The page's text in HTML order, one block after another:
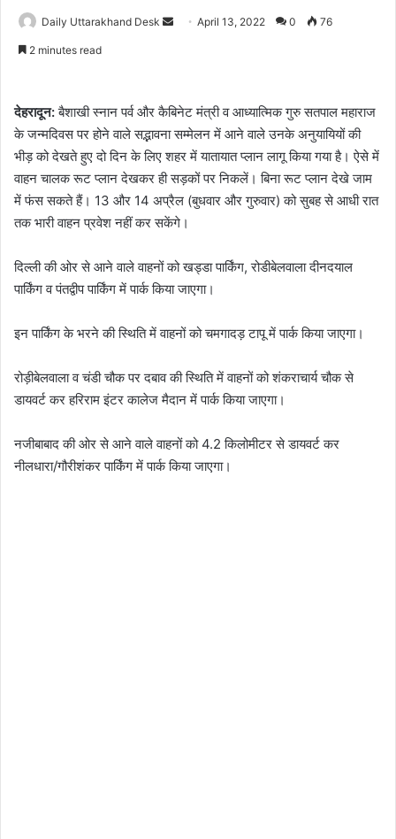
Daily Uttarakhand Desk
SendApril 13, 2022 0 76
2 minutes read
देहरादून:बैशाखी स्नान पर्व और कैबिनेट मंत्री व आध्यात्मिक गुरु सतपाल महाराज
के जन्मदिवस पर होने वाले सद्भावना सम्मेलन में आने वाले उनके अनुयायियों की
भीड़ को देखते हुए दो दिन के लिए शहर में यातायात प्लान लागू किया गया है। ऐसे में
वाहन चालक रूट प्लान देखकर ही सड़कों पर निकलें। बिना रूट प्लान देखे जाम
में फंस सकते हैं। 13 और 14 अप्रैल (बुधवार और गुरुवार) को सुबह से आधी रात
तक भारी वाहन प्रवेश नहीं कर सकेंगे।
दिल्ली की ओर से आने वाले वाहनों को खड्डा पार्किंग, रोडीबेलवाला दीनदयाल
पार्किंग व पंतद्वीप पार्किंग में पार्क किया जाएगा।
इन पार्किंग के भरने की स्थिति में वाहनों को चमगादड़ टापू में पार्क किया जाएगा।
रोड़ीबेलवाला व चंडी चौक पर दबाव की स्थिति में वाहनों को शंकराचार्य चौक से
डायवर्ट कर हरिराम इंटर कालेज मैदान में पार्क किया जाएगा।
नजीबाबाद की ओर से आने वाले वाहनों को 4.2 किलोमीटर से डायवर्ट कर
नीलधारा/गौरीशंकर पार्किंग में पार्क किया जाएगा।